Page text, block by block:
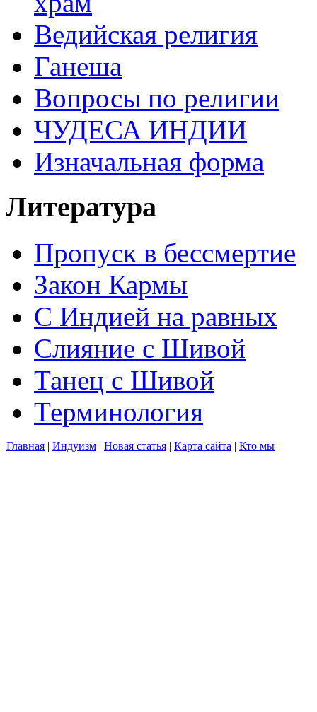
Ведийская религия
Ганеша
Вопросы по религии
ЧУДЕСА ИНДИИ
Изначальная форма
Литература
Пропуск в бессмертие
Закон Кармы
С Индией на равных
Слияние с Шивой
Танец с Шивой
Терминология
Главная | Индуизм | Новая статья | Карта сайта | Кто мы